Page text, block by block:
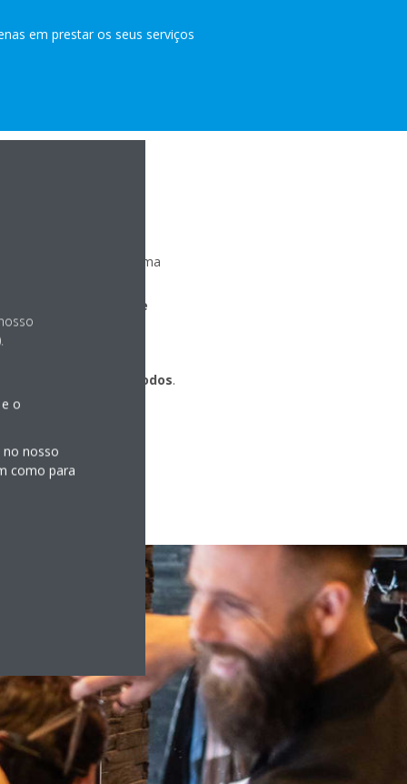
em prestar os seus serviços
o ar através de uma
iões de
de alto
e limpo para todos.
o
no nosso
como para